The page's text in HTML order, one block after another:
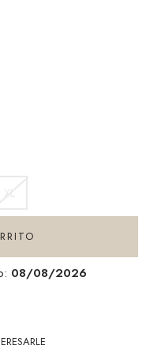
08/08/2026